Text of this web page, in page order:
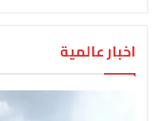
اخبار عالمية